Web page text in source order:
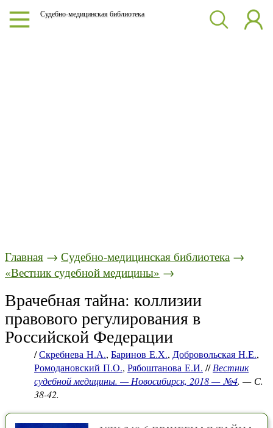
Судебно-медицинская библиотека
Главная → Судебно-медицинская библиотека →
«Вестник судебной медицины» →
Врачебная тайна: коллизии
правового регулирования в
Российской Федерации
/Скребнева Н.А., Баринов Е.Х., Добровольская Н.Е.,
Ромодановский П.О., Рябоштанова Е.И. //Вестник
судебной медицины. — Новосибирск, 2018 — №4. — С.
38-42.